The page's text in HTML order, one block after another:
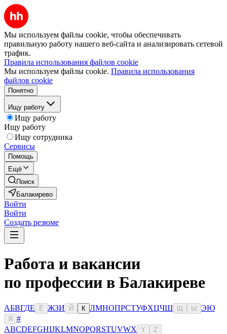
Мы используем файлы cookie, чтобы обеспечивать
правильную работу нашего веб-сайта и анализировать сетевой
трафик.
Правила использования файлов cookie
Мы используем файлы cookie. Правила использования
файлов cookie
Понятно
Ищу работу
Ищу работу
Ищу работу
Ищу сотрудника
Сервисы
Помощь
Ещё
Поиск
Балакирево
Войти
Войти
Создать резюме
Работа и вакансии
по профессии в Балакиреве
АБВГДЕ Ё ЖЗИ Й К ЛМНОПРСТУФХЦЧШ Ы ЭЮ
Я
#
ABCDEFGHIJKLMNOPQRSTUVWX Y Z